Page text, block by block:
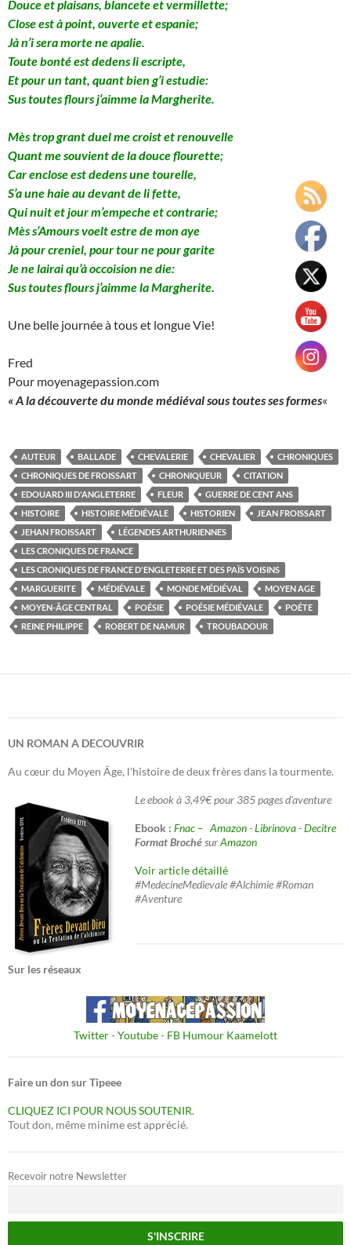
Douce et plaisans, blancete et vermillette;
Close est à point, ouverte et espanie;
Jà n’i sera morte ne apalie.
Toute bonté est dedens li escripte,
Et pour un tant, quant bien g’i estudie:
Sus toutes flours j’aimme la Margherite.
Mès trop grant duel me croist et renouvelle
Quant me souvient de la douce flourette;
Car enclose est dedens une tourelle,
S’a une haie au devant de li fette,
Qui nuit et jour m’empeche et contrarie;
Mès s’Amours voelt estre de mon aye
Jà pour creniel, pour tour ne pour garite
Je ne lairai qu’à occoision ne die:
Sus toutes flours j’aimme la Margherite.
Une belle journée à tous et longue Vie!
Fred
Pour moyenagepassion.com
« A la découverte du monde médiéval sous toutes ses formes«
AUTEUR BALLADE CHEVALERIE CHEVALIER
CHRONIQUES
CHRONIQUES DE FROISSART
CHRONIQUEUR
CITATION
EDOUARD III D'ANGLETERRE
FLEUR
GUERRE DE CENT ANS
HISTOIRE
HISTOIRE MÉDIÉVALE HISTORIEN
JEAN FROISSART
JEHAN FROISSART
LÉGENDES ARTHURIENNES
LES CRONIQUES DE FRANCE
LES CRONIQUES DE FRANCE D'ENGLETERRE ET DES PAÏS VOISINS
MARGUERITE
MÉDIÉVALE MONDE MÉDIÉVAL
MOYEN AGE
MOYEN-ÂGE CENTRAL
POÉSIE POÉSIE MÉDIÉVALE
POÉTE
REINE PHILIPPE
ROBERT DE NAMUR TROUBADOUR
UN ROMAN A DECOUVRIR
Au cœur du Moyen Âge, l'histoire de deux frères dans la tourmente.
Le ebook à 3,49€ pour 385 pages d'aventure
Ebook : Fnac – Amazon-Librinova-Decitre
Format BrochésurAmazon
Voir article détaillé
#MedecineMedievale #Alchimie #Roman
#Aventure
Sur les réseaux
Twitter- Youtube- FB Humour Kaamelott
Faire un don sur Tipeee
CLIQUEZ ICI POUR NOUS SOUTENIR.
Tout don, même minime est apprécié.
Recevoir notre Newsletter